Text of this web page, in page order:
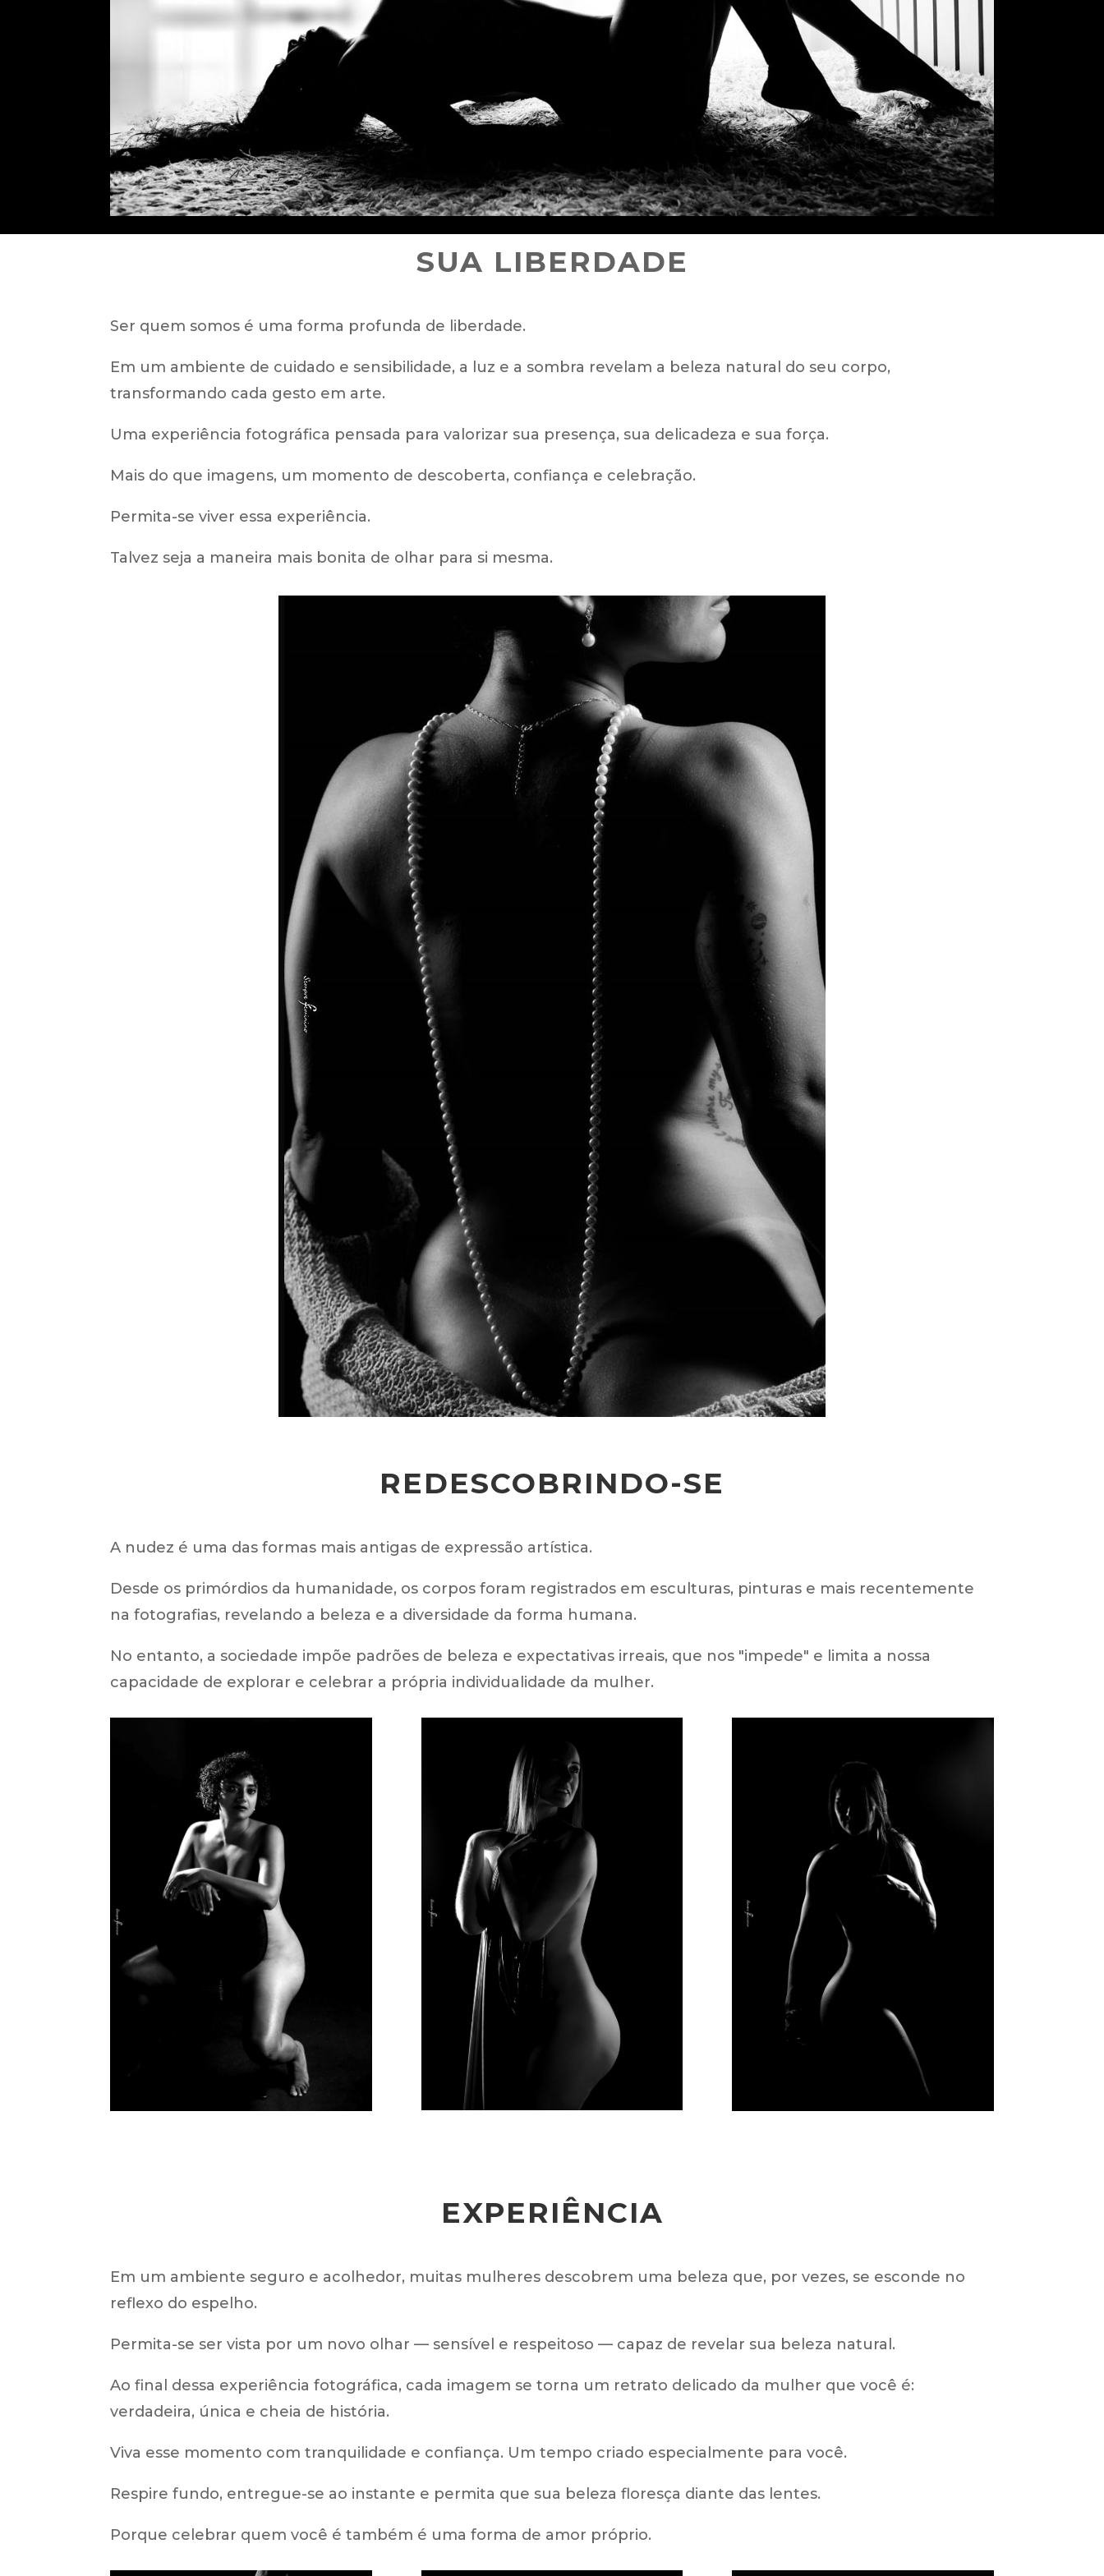
SUA LIBERDADE
Ser quem somos é uma forma profunda de liberdade.
Em um ambiente de cuidado e sensibilidade, a luz e a sombra revelam a beleza natural do seu corpo,
transformando cada gesto em arte.
Uma experiência fotográfica pensada para valorizar sua presença, sua delicadeza e sua força.
Mais do que imagens, um momento de descoberta, confiança e celebração.
Permita-se viver essa experiência.
Talvez seja a maneira mais bonita de olhar para si mesma.
REDESCOBRINDO-SE
A nudez é uma das formas mais antigas de expressão artística.
Desde os primórdios da humanidade, os corpos foram registrados em esculturas, pinturas e mais recentemente
na fotografias, revelando a beleza e a diversidade da forma humana.
No entanto, a sociedade impõe padrões de beleza e expectativas irreais, que nos "impede" e limita a nossa
capacidade de explorar e celebrar a própria individualidade da mulher.
EXPERIÊNCIA
Em um ambiente seguro e acolhedor, muitas mulheres descobrem uma beleza que, por vezes, se esconde no
reflexo do espelho.
Permita-se ser vista por um novo olhar — sensível e respeitoso — capaz de revelar sua beleza natural.
Ao final dessa experiência fotográfica, cada imagem se torna um retrato delicado da mulher que você é:
verdadeira, única e cheia de história.
Viva esse momento com tranquilidade e confiança. Um tempo criado especialmente para você.
Respire fundo, entregue-se ao instante e permita que sua beleza floresça diante das lentes.
Porque celebrar quem você é também é uma forma de amor próprio.